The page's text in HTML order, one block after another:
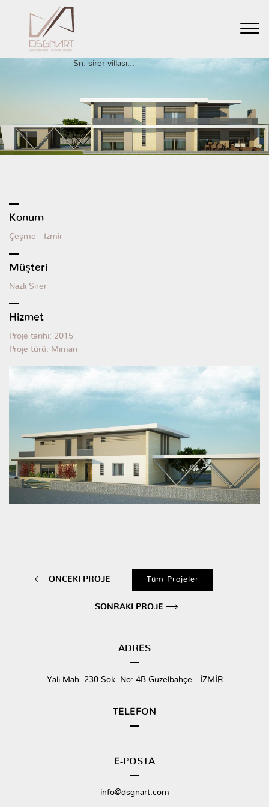
Anasayfa
Sn. sirer villası...
Konum
Çeşme - İzmir
Müşteri
Nazlı Sirer
Hizmet
Proje tarihi: 2015
Proje türü: Mimari
ÖNCEKI PROJE Tüm Projeler
SONRAKI PROJE
ADRES
Yalı Mah. 230 Sok. No: 4B Güzelbahçe - İZMİR
TELEFON
E-POSTA
info@dsgnart.com